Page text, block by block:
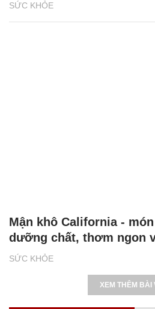
SỨC KHỎE
SỨC KHỎE
Mận khô California -
dưỡng chất, thơm ngon
XEM THÊM BÀI